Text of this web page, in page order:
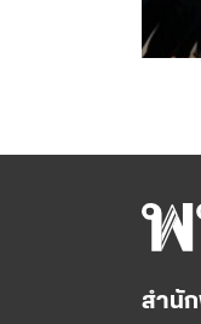
สำนั